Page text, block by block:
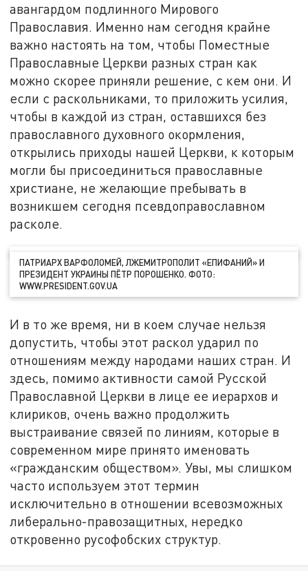
авангардом подлинного Мирового
Православия. Именно нам сегодня крайне
важно настоять на том, чтобы Поместные
Православные Церкви разных стран как
можно скорее приняли решение, с кем они. И
если с раскольниками, то приложить усилия,
чтобы в каждой из стран, оставшихся без
православного духовного окормления,
открылись приходы нашей Церкви, к которым
могли бы присоединиться православные
христиане, не желающие пребывать в
возникшем сегодня псевдоправославном
расколе.
ПАТРИАРХ ВАРФОЛОМЕЙ, ЛЖЕМИТРОПОЛИТ «ЕПИФАНИЙ» И
ПРЕЗИДЕНТ УКРАИНЫ ПЁТР ПОРОШЕНКО. ФОТО:
WWW.PRESIDENT.GOV.UA
И в то же время, ни в коем случае нельзя
допустить, чтобы этот раскол ударил по
отношениям между народами наших стран. И
здесь, помимо активности самой Русской
Православной Церкви в лице ее иерархов и
клириков, очень важно продолжить
выстраивание связей по линиям, которые в
современном мире принято именовать
«гражданским обществом». Увы, мы слишком
часто используем этот термин
исключительно в отношении всевозможных
либерально-правозащитных, нередко
откровенно русофобских структур.